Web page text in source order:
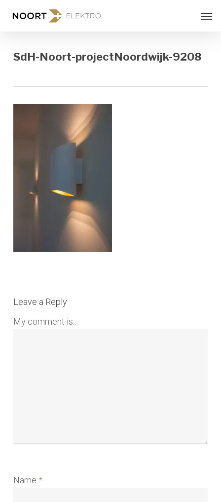
contentSdH-Noort-projectNoordwijk-9208
Leave a Reply
My comment is..
Name *